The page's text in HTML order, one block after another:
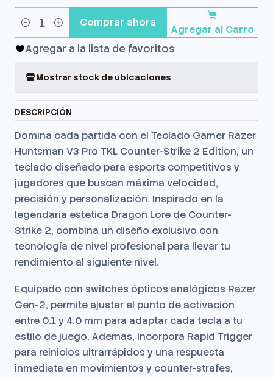
Cantidad Agregar al Carro
Comprar ahora
Agregar a la lista de favoritos
Mostrar stock de ubicaciones
DESCRIPCIÓN
Domina cada partida con el Teclado Gamer Razer
Huntsman V3 Pro TKL Counter-Strike 2 Edition, un
teclado diseñado para esports competitivos y
jugadores que buscan máxima velocidad,
precisión y personalización. Inspirado en la
legendaria estética Dragon Lore de Counter-
Strike 2, combina un diseño exclusivo con
tecnología de nivel profesional para llevar tu
rendimiento al siguiente nivel.
Equipado con switches ópticos analógicos Razer
Gen-2, permite ajustar el punto de activación
entre 0.1 y 4.0 mm para adaptar cada tecla a tu
estilo de juego. Además, incorpora Rapid Trigger
para reinicios ultrarrápidos y una respuesta
inmediata en movimientos y counter-strafes,